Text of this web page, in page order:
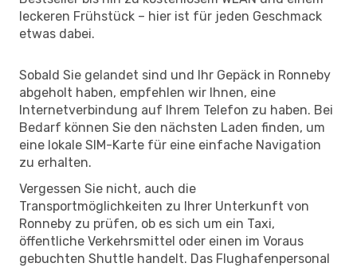
leckeren Frühstück – hier ist für jeden Geschmack
etwas dabei.
Sobald Sie gelandet sind und Ihr Gepäck in Ronneby
abgeholt haben, empfehlen wir Ihnen, eine
Internetverbindung auf Ihrem Telefon zu haben. Bei
Bedarf können Sie den nächsten Laden finden, um
eine lokale SIM-Karte für eine einfache Navigation
zu erhalten.
Vergessen Sie nicht, auch die
Transportmöglichkeiten zu Ihrer Unterkunft von
Ronneby zu prüfen, ob es sich um ein Taxi,
öffentliche Verkehrsmittel oder einen im Voraus
gebuchten Shuttle handelt. Das Flughafenpersonal